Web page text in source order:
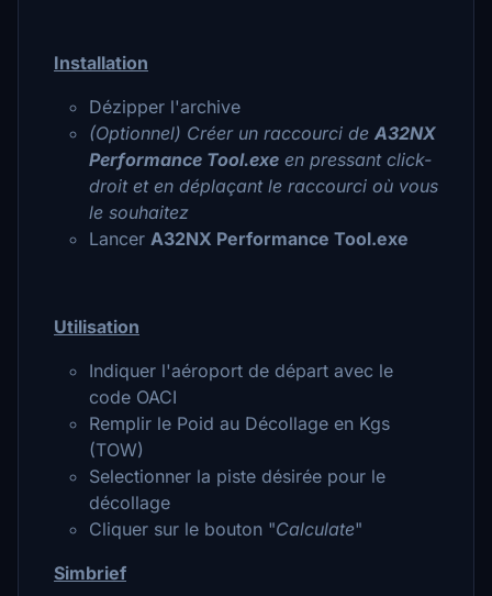
Installation
Dézipper l'archive
(Optionnel) Créer un raccourci de A32NX
Performance Tool.exe en pressant click-
droit et en déplaçant le raccourci où vous
le souhaitez
Lancer A32NX Performance Tool.exe
Utilisation
Indiquer l'aéroport de départ avec le
code OACI
Remplir le Poid au Décollage en Kgs
(TOW)
Selectionner la piste désirée pour le
décollage
Cliquer sur le bouton "Calculate"
Simbrief